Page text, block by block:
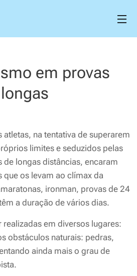
em provas
longas
atletas, na tentativa de superarem
limites e seduzidos pelas
de longas distâncias, encaram
que os levam ao clímax da
ironman, provas de 24
a duração de vários dias.
realizadas em diversos lugares:
obstáculos naturais: pedras,
ainda mais o grau de